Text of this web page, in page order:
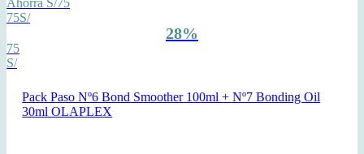
Ahorra S/75
75S/
28%
75
S/
Pack Paso Nº6 Bond Smoother 100ml + Nº7 Bonding Oil
30ml OLAPLEX